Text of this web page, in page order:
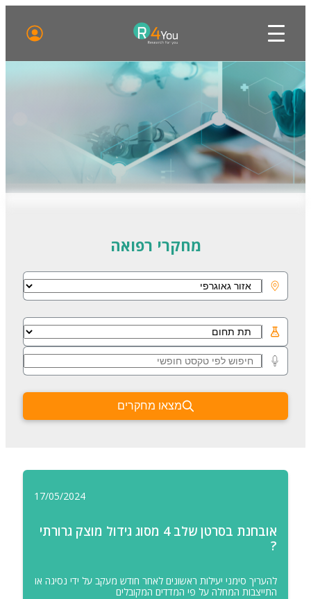
מחקרי רפואה
מצאו מחקרים
אובחנת בסרטן שלב 4 מסוג גידול מוצק גרורתי
?
17/05/2024
להעריך סימני יעילות ראשונים לאחר חודש מעקב על ידי נסיגה או
התייצבות המחלה על פי המדדים המקובלים